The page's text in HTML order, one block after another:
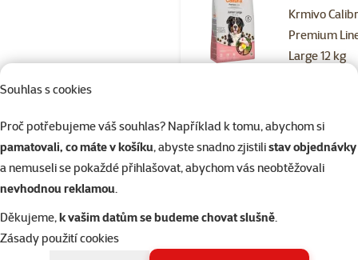
Souhlas s cookies
Proč potřebujeme váš souhlas? Například k tomu, abychom si
pamatovali, co máte v košíku, abyste snadno zjistilistav objednávky
a nemuseli se pokaždé přihlašovat, abychom vás neobtěžovali
nevhodnou reklamou.
Děkujeme,k vašim datům se budeme chovat slušně.
Zásady použití cookies
Krmivo
Premium
Large 12 kg
Skladem
Dog Life